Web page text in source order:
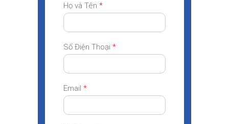
Họ và Tên *
Số Điện Thoại *
Email *